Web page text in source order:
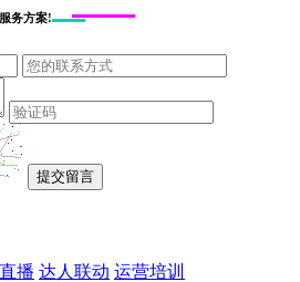
务方案!
播 达人联动 运营培训